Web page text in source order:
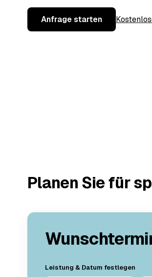
Anfrage starten
Planen Sie für
Leistung & Datum festlegen